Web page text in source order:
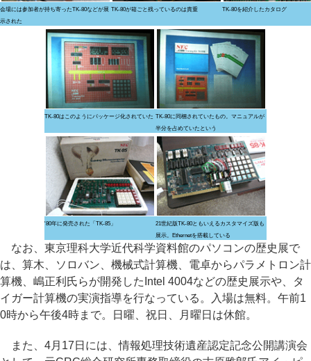
会場には参加者が持ち寄ったTK-80などが展
示された
TK-80が箱ごと残っているのは貴重 TK-80を紹介したカタログ
TK-80はこのようにパッケージ化されていた TK-80に同梱されていたもの。マニュアルが
半分を占めていたという
'80年に発売された「TK-85」
21世紀版TK-80ともいえるカスタマイズ版も
展示。Ethernetを搭載している
なお、東京理科大学近代科学資料館のパソコンの歴史展で
は、算木、ソロバン、機械式計算機、電卓からパラメトロン計
算機、嶋正利氏らが開発したIntel 4004などの歴史展示や、タ
イガー計算機の実演指導を行なっている。入場は無料。午前1
0時から午後4時まで。日曜、祝日、月曜日は休館。
また、4月17日には、情報処理技術遺産認定記念公開講演会